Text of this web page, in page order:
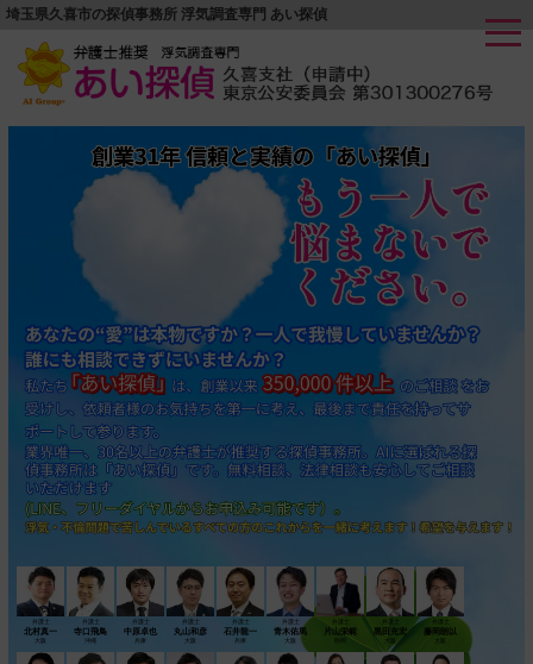
埼玉県久喜市の探偵事務所 浮気調査専門 あい探偵
弁護士
北村真一
大阪
弁護士
寺口飛鳥
沖縄
弁護士
中原卓也
弁護士
丸山和彦
大阪
弁護士
石井龍一
弁護士
青木佑馬
大阪
片山栄範 黒田充宏
大阪
藤岡朗以
大阪